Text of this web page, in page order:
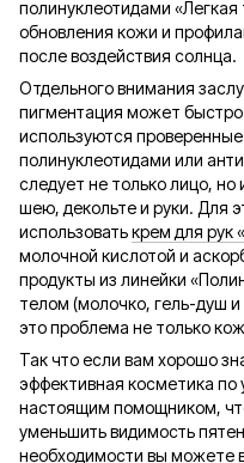
полинуклеотидами
обновления кожи и
после воздействия солнца.
Отдельного внимания
пигментация может
используются
полинуклеотидами или
следует не только лицо,
шею, декольте и руки. Для
использоватькрем для рук
молочной кислотой и
продукты из линейки
телом (молочко, гель-душ
это проблема не только
Так что если вам хорошо
эффективная косметика по
настоящим помощником,
уменьшить видимость
необходимости вы можете